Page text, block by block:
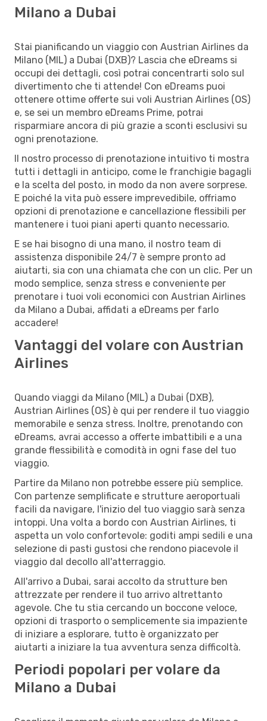
Milano a Dubai
Stai pianificando un viaggio con Austrian Airlines da
Milano (MIL) a Dubai (DXB)? Lascia che eDreams si
occupi dei dettagli, così potrai concentrarti solo sul
divertimento che ti attende! Con eDreams puoi
ottenere ottime offerte sui voli Austrian Airlines (OS)
e, se sei un membro eDreams Prime, potrai
risparmiare ancora di più grazie a sconti esclusivi su
ogni prenotazione.
Il nostro processo di prenotazione intuitivo ti mostra
tutti i dettagli in anticipo, come le franchigie bagagli
e la scelta del posto, in modo da non avere sorprese.
E poiché la vita può essere imprevedibile, offriamo
opzioni di prenotazione e cancellazione flessibili per
mantenere i tuoi piani aperti quanto necessario.
E se hai bisogno di una mano, il nostro team di
assistenza disponibile 24/7 è sempre pronto ad
aiutarti, sia con una chiamata che con un clic. Per un
modo semplice, senza stress e conveniente per
prenotare i tuoi voli economici con Austrian Airlines
da Milano a Dubai, affidati a eDreams per farlo
accadere!
Vantaggi del volare con Austrian
Airlines
Quando viaggi da Milano (MIL) a Dubai (DXB),
Austrian Airlines (OS) è qui per rendere il tuo viaggio
memorabile e senza stress. Inoltre, prenotando con
eDreams, avrai accesso a offerte imbattibili e a una
grande flessibilità e comodità in ogni fase del tuo
viaggio.
Partire da Milano non potrebbe essere più semplice.
Con partenze semplificate e strutture aeroportuali
facili da navigare, l'inizio del tuo viaggio sarà senza
intoppi. Una volta a bordo con Austrian Airlines, ti
aspetta un volo confortevole: goditi ampi sedili e una
selezione di pasti gustosi che rendono piacevole il
viaggio dal decollo all'atterraggio.
All'arrivo a Dubai, sarai accolto da strutture ben
attrezzate per rendere il tuo arrivo altrettanto
agevole. Che tu stia cercando un boccone veloce,
opzioni di trasporto o semplicemente sia impaziente
di iniziare a esplorare, tutto è organizzato per
aiutarti a iniziare la tua avventura senza difficoltà.
Periodi popolari per volare da
Milano a Dubai